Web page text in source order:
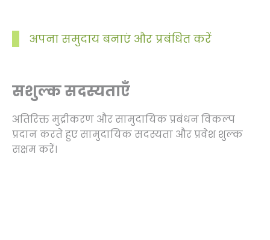
अपना समुदाय बनाएं और प्रबंधित करें
सशुल्क सदस्यताएँ
अतिरिक्त मुद्रीकरण और सामुदायिक प्रबंधन विकल्प
प्रदान करते हुए सामुदायिक सदस्यता और प्रवेश शुल्क
सक्षम करें।